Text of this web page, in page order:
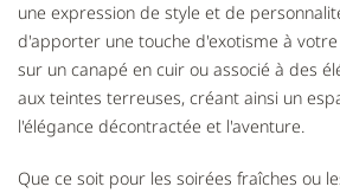
une expression de style et de
d'apporter une touche d'exotisme à
sur un canapé en cuir ou associé à des
aux teintes terreuses, créant ainsi un
l'élégance décontractée et l'aventure.
Que ce soit pour les soirées fraîches ou